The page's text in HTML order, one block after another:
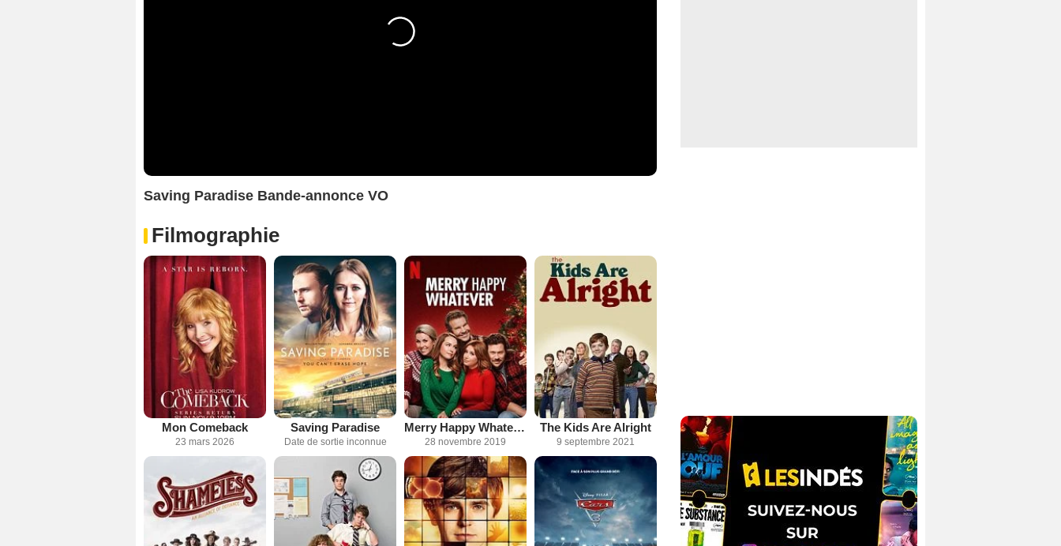
Saving Paradise Bande-annonce VO
Filmographie
Mon Comeback
23 mars 2026
Saving Paradise
Date de sortie inconnue
Merry Happy Whatever
28 novembre 2019
The Kids Are Alright
9 septembre 2021